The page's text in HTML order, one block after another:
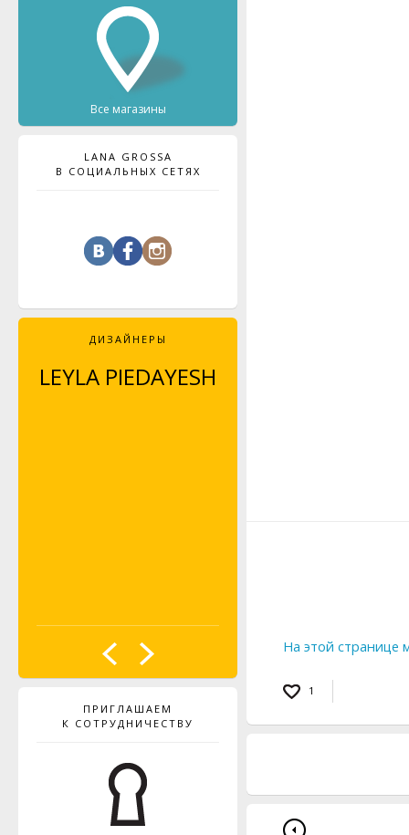
Все магазины
LANA GROSSA
В СОЦИАЛЬНЫХ СЕТЯХ
ДИЗАЙНЕРЫ
LEYLA PIEDAYESH
ПРИГЛАШАЕМ
К СОТРУДНИЧЕСТВУ
На этой странице
1